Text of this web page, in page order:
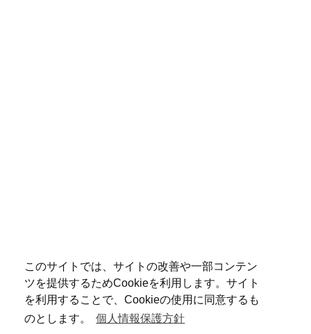
このサイトでは、サイトの改善や一部コンテン
ツを提供するためCookieを利用します。サイト
を利用することで、Cookieの使用に同意するも
のとします。
個人情報保護方針